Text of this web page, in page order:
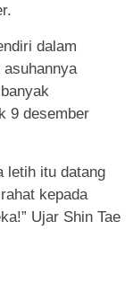
dalam
9 desember
letih itu datang
kepada
Ujar Shin Tae